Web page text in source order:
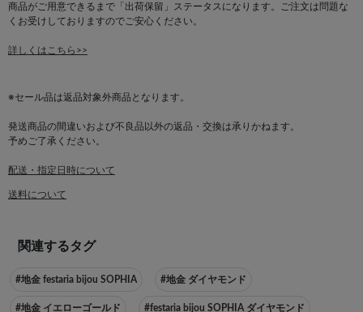
商品がご用意できるまで「出荷保留」ステータスになります。ご注文は問題な
くお受けしておりますのでご安心ください。
詳しくはこちら>>
※セール品は返品対象外商品となります。
発送商品の間違いおよび不良品以外の返品・交換は承りかねます。
予めご了承ください。
配送・指定日時について
送料について
関連するタグ
#地金 festaria bijou SOPHIA #地金 ダイヤモンド
#地金 イエローゴールド #festaria bijou SOPHIA ダイヤモンド